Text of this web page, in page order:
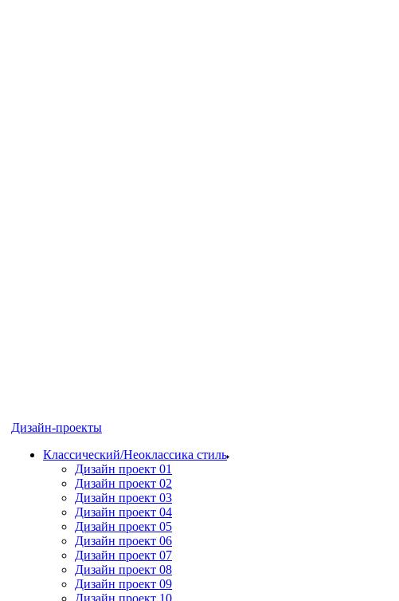
Дизайн-проекты
Классический/Неоклассика стиль
Дизайн проект 01
Дизайн проект 02
Дизайн проект 03
Дизайн проект 04
Дизайн проект 05
Дизайн проект 06
Дизайн проект 07
Дизайн проект 08
Дизайн проект 09
Дизайн проект 10